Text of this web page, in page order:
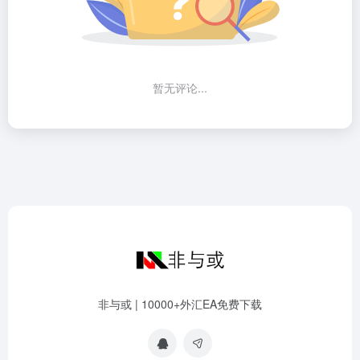
暂无评论...
非与或 | 10000+外汇EA免费下载